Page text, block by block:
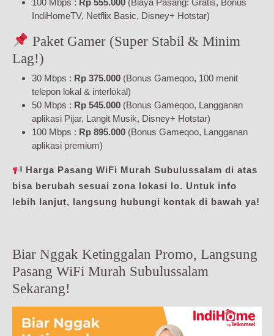
100 Mbps : Rp 555.000 (Biaya Pasang: Gratis, Bonus
IndiHomeTV, Netflix Basic, Disney+ Hotstar)
Paket Gamer (Super Stabil & Minim
Lag!)
30 Mbps : Rp 375.000 (Bonus Gameqoo, 100 menit
telepon lokal & interlokal)
50 Mbps : Rp 545.000 (Bonus Gameqoo, Langganan
aplikasi Pijar, Langit Musik, Disney+ Hotstar)
100 Mbps : Rp 895.000 (Bonus Gameqoo, Langganan
aplikasi premium)
Harga Pasang WiFi Murah Subulussalam di atas
bisa berubah sesuai zona lokasi lo. Untuk info
lebih lanjut, langsung hubungi kontak di bawah ya!
Biar Nggak Ketinggalan Promo, Langsung
Pasang WiFi Murah Subulussalam
Sekarang!